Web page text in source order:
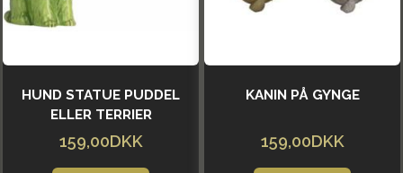
HUND STATUE PUDDEL
ELLER TERRIER
159,00DKK
KANIN PÅ GYNGE
159,00DKK